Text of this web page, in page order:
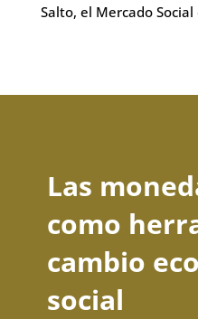
Salto, el Mercado
Las
como
cambio
social